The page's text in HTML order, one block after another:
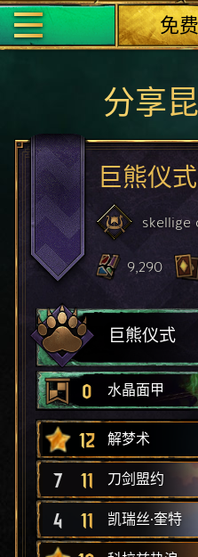
免
分享
巨熊仪式
skellige
9,290
巨熊仪式
0 水晶面甲
12 解梦术
7 11 刀剑盟约
4 11 凯瑞丝·奎特